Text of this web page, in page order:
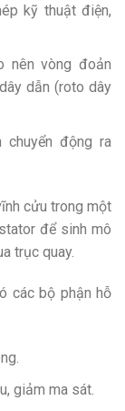
kỹ thuật điện,
nên vòng đoản
dẫn (roto dây
động ra
cửu trong một
để sinh mô
trục quay.
các bộ phận hỗ
giảm ma sát.